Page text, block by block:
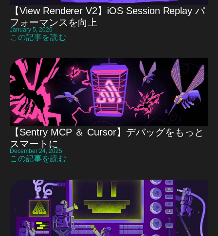
【View Renderer V2】iOS Session Replay パ
フォーマンスを向上
January 5, 2026
この記事を読む
【Sentry MCP ＆ Cursor】デバッグをもっと
スマートに
December 24, 2025
この記事を読む